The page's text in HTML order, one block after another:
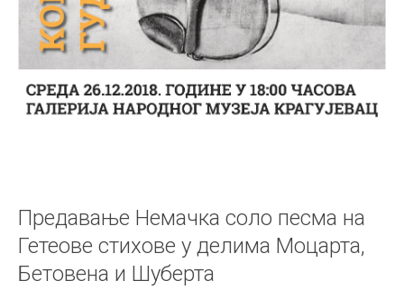
Предавање Немачка соло песма на
Гетеове стихове у делима Моцарта,
Бетовена и Шуберта